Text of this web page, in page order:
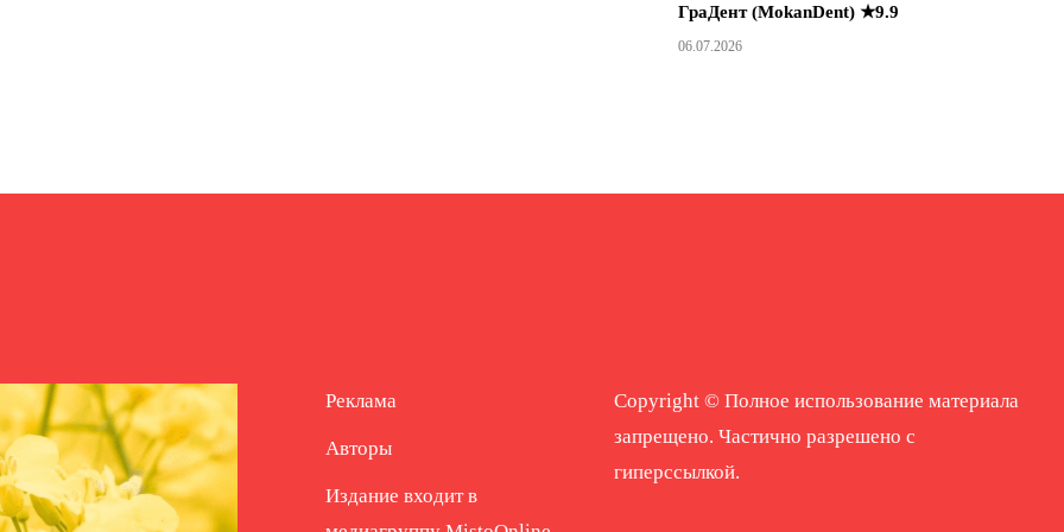
ГраДент (MokanDent) ★9.9
06.07.2026
Реклама
Авторы
Издание входит в
Copyright © Полное использование материала
запрещено. Частично разрешено с
гиперссылкой.